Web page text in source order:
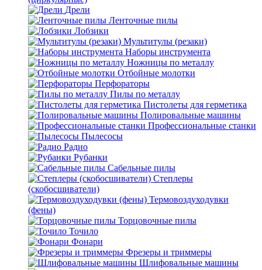
Дрели
Ленточные пилы
Лобзики
Мультитулы (резаки)
Наборы инструмента
Ножницы по металлу
Отбойные молотки
Перфораторы
Пилы по металлу
Пистолеты для герметика
Полировальные машины
Профессиональные станки
Пылесосы
Радио
Рубанки
Сабельные пилы
Степлеры
(скобосшиватели)
Термовоздуходувки
(фены)
Торцовочные пилы
Точило
Фонари
Фрезеры и триммеры
Шлифовальные машины